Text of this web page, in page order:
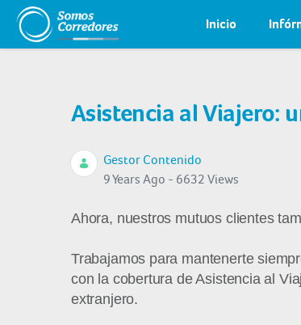
Inicio
Asistencia al Viajero:
Gestor Contenido
9 Years Ago - 6632 Views
Ahora, nuestros mutuos clientes
Trabajamos para mantenerte
con la cobertura de Asistencia al
extranjero.